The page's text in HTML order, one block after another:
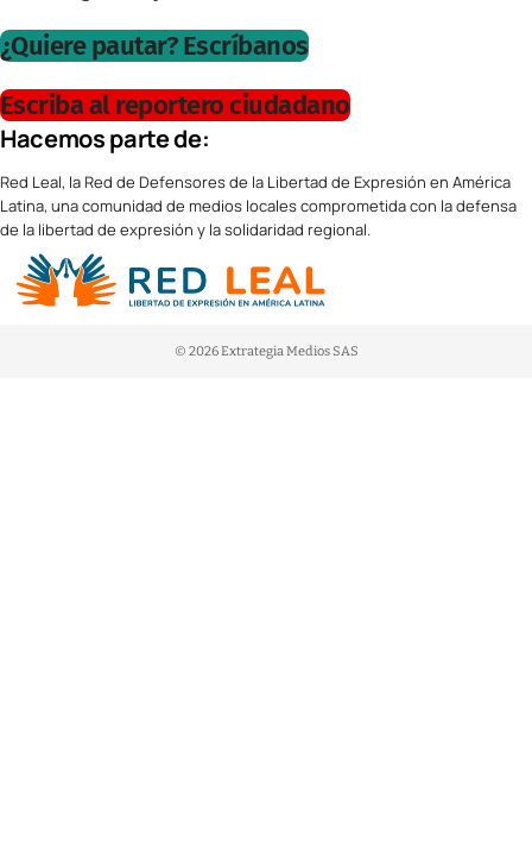
¿Quiere pautar? Escríbanos
Escriba al reportero ciudadano
Hacemos parte de:
Red Leal, la Red de Defensores de la Libertad de Expresión en América
Latina, una comunidad de medios locales comprometida con la defensa
de la libertad de expresión y la solidaridad regional.
© 2026 Extrategia Medios SAS